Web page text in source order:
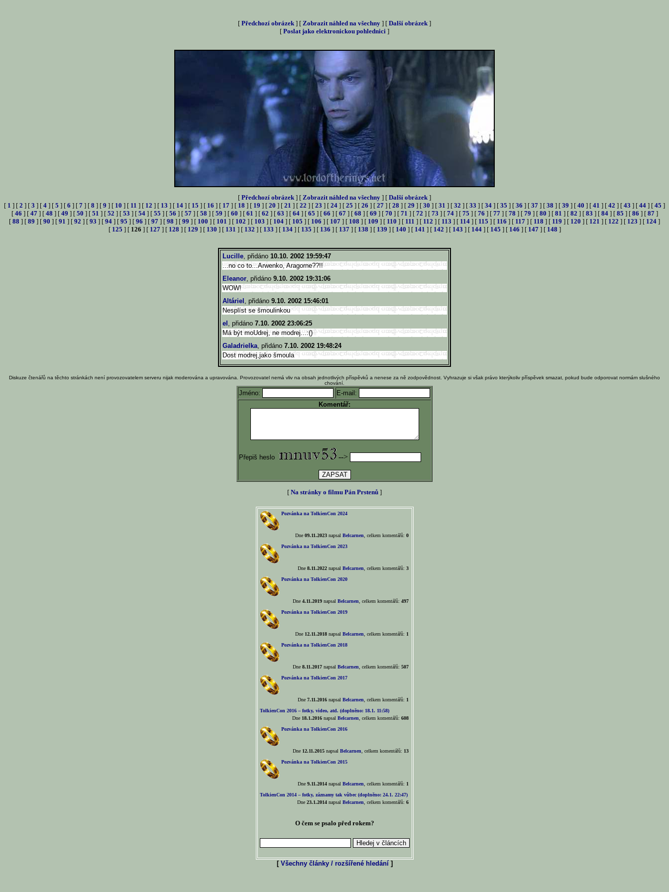
[ Předchozí obrázek ] [ Zobrazit náhled na všechny ] [ Další obrázek ]
[ Poslat jako elektronickou pohlednici ]
[ Předchozí obrázek ] [ Zobrazit náhled na všechny ] [ Další obrázek ]
[ 1 ] [ 2 ] [ 3 ] [ 4 ] [ 5 ] [ 6 ] [ 7 ] [ 8 ] [ 9 ] [ 10 ] [ 11 ] [ 12 ] [ 13 ] [ 14 ] [ 15 ] [ 16 ] [ 17 ] [ 18 ] [ 19 ] [ 20 ] [ 21 ] [ 22 ] [ 23 ] [ 24 ] [ 25 ] [ 26 ] [ 27 ] [ 28 ] [ 29 ] [ 30 ] [ 31 ] [ 32 ] [ 33 ] [ 34 ] [ 35 ] [ 36 ] [ 37 ] [ 38 ] [ 39 ] [ 40 ] [ 41 ] [ 42 ] [ 43 ] [ 44 ] [ 45 ]
[ 46 ] [ 47] [ 48 ] [ 49 ] [ 50 ] [ 51 ] [ 52 ] [ 53 ] [ 54] [ 55 ] [ 56 ] [ 57] [ 58 ] [ 59 ] [ 60 ] [ 61 ] [ 62 ] [ 63 ] [ 64] [ 65 ] [ 66 ] [ 67] [ 68 ] [ 69 ] [ 70 ] [ 71 ] [ 72 ] [ 73 ] [ 74] [ 75 ] [ 76 ] [ 77] [ 78 ] [ 79 ] [ 80 ] [ 81 ] [ 82 ] [ 83 ] [ 84] [ 85 ] [ 86 ] [ 87]
[ 88 ] [ 89 ] [ 90 ] [ 91 ] [ 92 ] [ 93 ] [ 94 ] [ 95 ] [ 96 ] [ 97 ] [ 98 ] [ 99 ] [ 100 ] [ 101 ] [ 102 ] [ 103 ] [ 104 ] [ 105 ] [ 106 ] [ 107 ] [ 108 ] [ 109 ] [ 110 ] [ 111 ] [ 112 ] [ 113 ] [ 114 ] [ 115 ] [ 116 ] [ 117 ] [ 118 ] [ 119 ] [ 120 ] [ 121 ] [ 122 ] [ 123 ] [ 124 ]
[ 125 ] [ 126 ] [ 127] [ 128 ] [ 129 ] [ 130 ] [ 131 ] [ 132 ] [ 133 ] [ 134] [ 135 ] [ 136 ] [ 137] [ 138 ] [ 139 ] [ 140 ] [ 141 ] [ 142 ] [ 143 ] [ 144] [ 145 ] [ 146 ] [ 147] [ 148 ]
Lucille, přidáno 10.10. 2002 19:59:47
...no co to...Arwenko, Aragorne??!!
Eleanor, přidáno 9.10. 2002 19:31:06
WOW!
Altáriel , přidáno 9.10. 2002 15:46:01
Nesplíst se šmoulinkou
el , přidáno 7.10. 2002 23:06:25
Má být moUdrej, ne modrej...:()
Galadrielka, přidáno 7.10. 2002 19:48:24
Dost modrej,jako šmoula
Diskuze čtenářů na těchto stránkách není provozovatelem serveru nijak moderována a upravována. Provozovatel nemá vliv na obsah jednotlivých příspěvků a nenese za ně zodpovědnost. Vyhrazuje si však právo kterýkoliv příspěvek smazat, pokud bude odporovat normám slušného
chování.
Jméno:
E-mail:
Komentář:
Přepiš heslo -->
[ Na stránky o filmu Pán Prstenů ]
Pozvánka na TolkienCon 2024
Dne 09.11.2023napsal Belcarnen , celkem komentářů: 0
Pozvánka na TolkienCon 2023
Dne 8.11.2022napsal Belcarnen , celkem komentářů: 3
Pozvánka na TolkienCon 2020
Dne 4.11.2019napsal Belcarnen , celkem komentářů: 497
Pozvánka na TolkienCon 2019
Dne 12.11.2018napsal Belcarnen , celkem komentářů: 1
Pozvánka na TolkienCon 2018
Dne 8.11.2017napsal Belcarnen , celkem komentářů: 507
Pozvánka na TolkienCon 2017
Dne 7.11.2016napsal Belcarnen , celkem komentářů: 1
TolkienCon 2016 – fotky, video, atd. (doplněno: 18.1. 11:58)
Dne 18.1.2016napsal Belcarnen , celkem komentářů: 608
Pozvánka na TolkienCon 2016
Dne 12.11.2015napsal Belcarnen , celkem komentářů: 13
Pozvánka na TolkienCon 2015
Dne 9.11.2014napsal Belcarnen , celkem komentářů: 1
TolkienCon 2014 – fotky, záznamy tak vůbec (doplněno: 24.1. 22:47)
Dne 23.1.2014napsal Belcarnen , celkem komentářů: 6
O čem se psalo před rokem?
[ Všechny články / rozšířené hledání]